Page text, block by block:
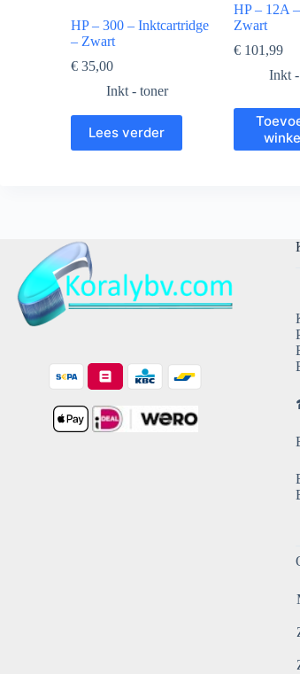
HP – 300 – Inktcartridge
– Zwart
€ 35,00
Inkt - toner
Lees verder
HP – 12A
Zwart
€101,99
Inkt